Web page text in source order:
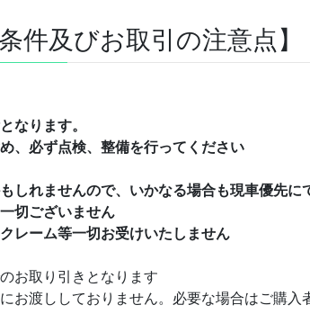
件及びお取引の注意点】
なります。
、必ず点検、整備を行ってください
しれませんので、いかなる場合も現車優先に
切ございません
レーム等一切お受けいたしません
お取り引きとなります
お渡ししておりません。必要な場合はご購入